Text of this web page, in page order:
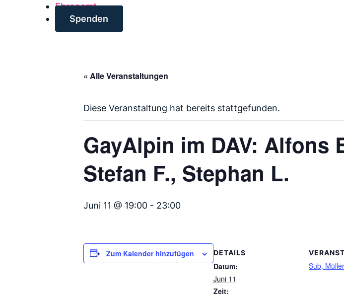
Ehrenamt
Spenden
« Alle Veranstaltungen
Diese Veranstaltung hat bereits stattgefunden.
GayAlpin im DAV: Alfons
Stefan F., Stephan L.
Juni 11 @ 19:00 - 23:00
Zum Kalender hinzufügen DETAILS
Datum:
Juni 11
Zeit:
Sub,